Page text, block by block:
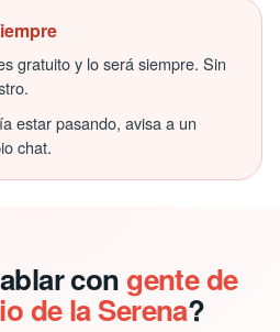
gratuito y lo será siempre. Sin
estar pasando, avisa a un
chat.
con gente de
de la Serena?